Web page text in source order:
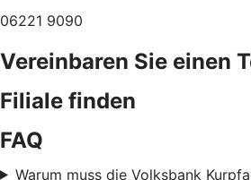
06221 9090
Vereinbaren Sie einen
Filiale finden
FAQ
Warum muss die Volksbank